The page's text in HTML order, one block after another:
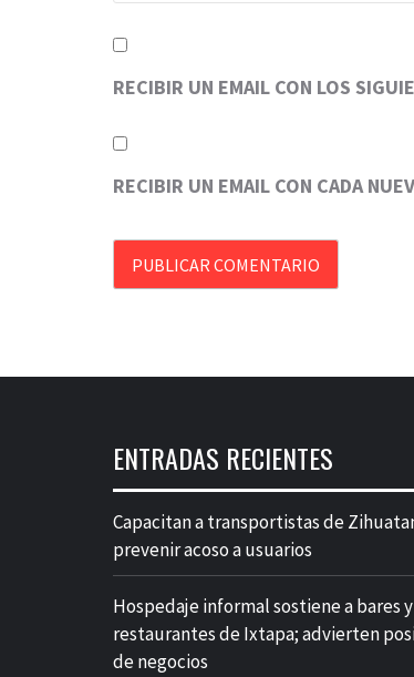
RECIBIR UN EMAIL CON LOS
RECIBIR UN EMAIL CON CADA
ENTRADAS RECIENTES
Capacitan a transportistas de
prevenir acoso a usuarios
Hospedaje informal sostiene a bares y
restaurantes de Ixtapa; advierten
de negocios